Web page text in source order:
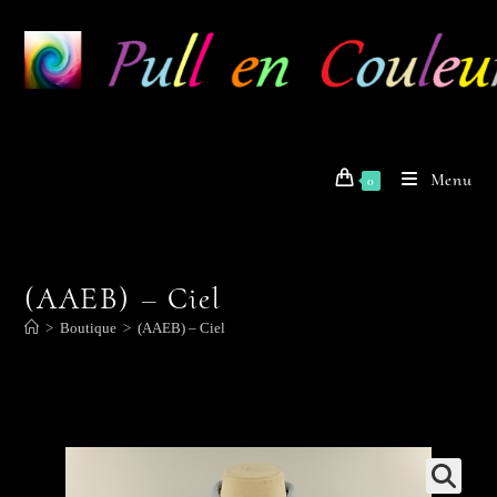
content
0 Menu
(AAEB) – Ciel
> Boutique > (AAEB) – Ciel